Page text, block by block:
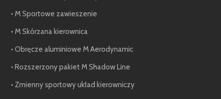
• M Sportowe zawieszenie
• M Skórzana kierownica
• Obręcze aluminiowe M Aerodynamic
• Rozszerzony pakiet M Shadow Line
• Zmienny sportowy układ kierowniczy